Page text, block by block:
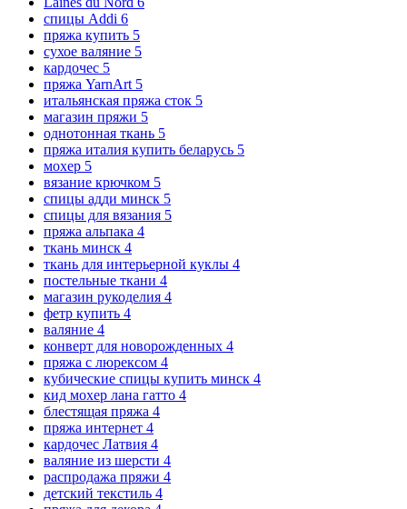
спицы Addi 6
пряжа купить 5
сухое валяние 5
кардочес 5
пряжа YarnArt 5
итальянская пряжа сток 5
магазин пряжи 5
однотонная ткань 5
пряжа италия купить беларусь 5
мохер 5
вязание крючком 5
спицы адди минск 5
спицы для вязания 5
пряжа альпака 4
ткань минск 4
ткань для интерьерной куклы 4
постельные ткани 4
магазин рукоделия 4
фетр купить 4
валяние 4
конверт для новорожденных 4
пряжа с люрексом 4
кубические спицы купить минск 4
кид мохер лана гатто 4
блестящая пряжа 4
пряжа интернет 4
кардочес Латвия 4
валяние из шерсти 4
распродажа пряжи 4
детский текстиль 4